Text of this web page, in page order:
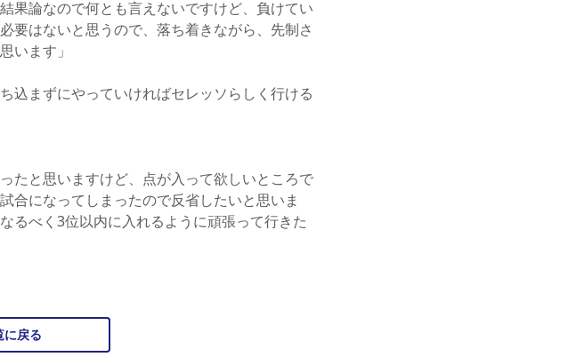
果論なので何とも言えないですけど、負けてい
要はないと思うので、落ち着きながら、先制さ
います」
込まずにやっていければセレッソらしく行ける
たと思いますけど、点が入って欲しいところで
合になってしまったので反省したいと思いま
るべく3位以内に入れるように頑張って行きた
に戻る